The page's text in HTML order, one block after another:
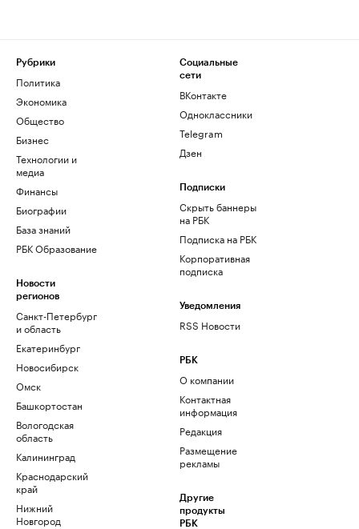
Рубрики
Политика
Экономика
Общество
Бизнес
Технологии и
медиа
Финансы
Биографии
База знаний
РБК Образование
Новости
регионов
Санкт-Петербург
и область
Екатеринбург
Новосибирск
Омск
Башкортостан
Вологодская
область
Калининград
Краснодарский
край
Нижний
Новгород
Социальные
сети
ВКонтакте
Одноклассники
Telegram
Дзен
Подписки
Скрыть баннеры
на РБК
Подписка на РБК
Корпоративная
подписка
Уведомления
RSS Новости
РБК
О компании
Контактная
информация
Редакция
Размещение
рекламы
Другие
продукты
РБК